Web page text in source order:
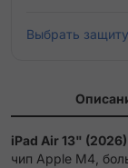
Выбрать
iPad Air 13"
чип Apple M4,